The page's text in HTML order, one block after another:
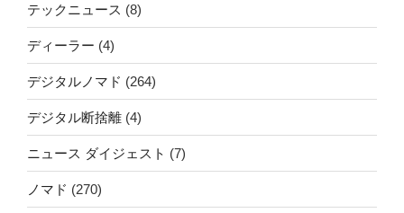
テックニュース (8)
ディーラー (4)
デジタルノマド (264)
デジタル断捨離 (4)
ニュース ダイジェスト (7)
ノマド (270)